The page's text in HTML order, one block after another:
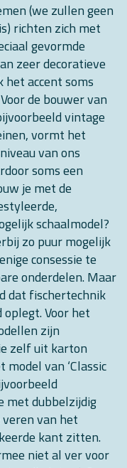
(we zullen geen
richten zich met
gevormde
zeer decoratieve
accent soms
de bouwer van
vintage
vormt het
van ons
soms een
je met de
schaalmodel?
zo puur mogelijk
consessie te
onderdelen. Maar
dat fischertechnik
Voor het
zijn
zelf uit karton
van ‘Classic
met dubbelzijdig
van het
kant zitten.
niet al ver voor